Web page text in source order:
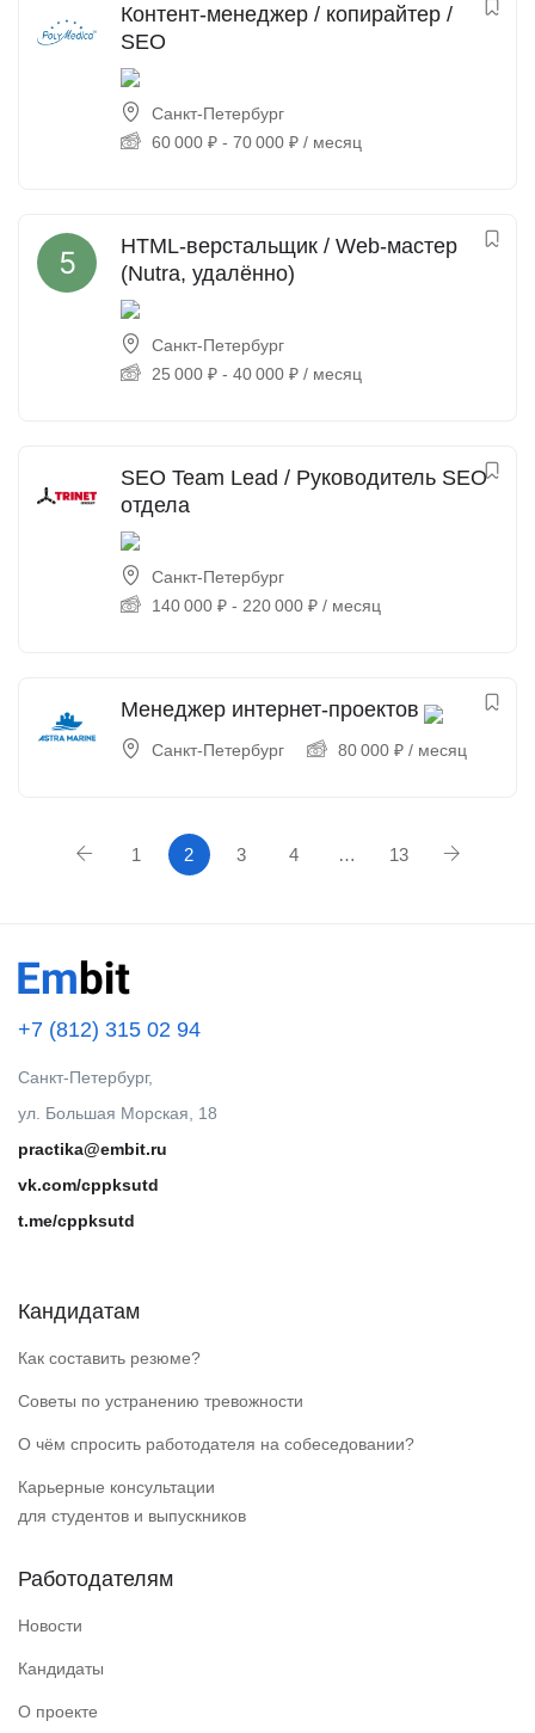
Контент-менеджер / копирайтер /
SEO
Санкт-Петербург
60 000 ₽ - 70 000 ₽ / месяц
HTML-верстальщик / Web-мастер
(Nutra, удалённо)
Санкт-Петербург
25 000 ₽ - 40 000 ₽ / месяц
SEO Team Lead / Руководитель SEO
отдела
Санкт-Петербург
140 000 ₽ - 220 000 ₽ / месяц
Менеджер интернет-проектов
Санкт-Петербург 80 000 ₽ / месяц
1 2 3 4 … 13
+7 (812) 315 02 94
Санкт-Петербург,
ул. Большая Морская, 18
practika@embit.ru
vk.com/cppksutd
t.me/cppksutd
Кандидатам
Как составить резюме?
Советы по устранению тревожности
О чём спросить работодателя на собеседовании?
Карьерные консультации
для студентов и выпускников
Работодателям
Новости
Кандидаты
О проекте